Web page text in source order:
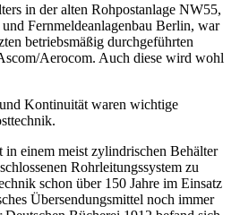
in der alten Rohpostanlage NW55,
Fernmeldeanlagenbau Berlin, war
betriebsmäßig durchgeführten
Aerocom. Auch diese wird wohl
Kontinuität waren wichtige
in einem meist zylindrischen Behälter
Rohrleitungssystem zu
schon über 150 Jahre im Einsatz
Übersendungsmittel noch immer